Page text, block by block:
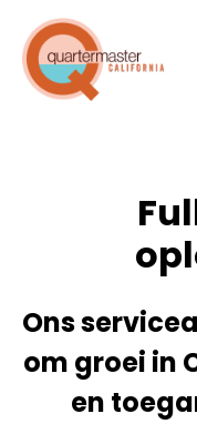
Ons
om groei in
en